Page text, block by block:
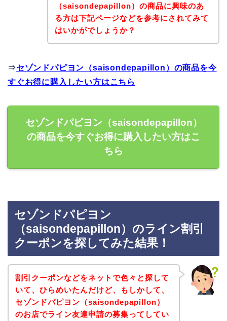
（saisondepapillon）の商品に興味のあ
る方は下記ページなどを参考にされてみて
はいかがでしょうか？
⇒セゾンドパピヨン（saisondepapillon）の商品を今
すぐお得に購入したい方はこちら
セゾンドパピヨン（saisondepapillon）
の商品を今すぐお得に購入したい方はこ
ちら
セゾンドパピヨン
（saisondepapillon）のライン割引
クーポンを探してみた結果！
割引クーポンなどをネットで色々と探して
いて、ひらめいたんだけど、もしかして、
セゾンドパピヨン（saisondepapillon）
のお店でライン友達申請の募集ってしてい